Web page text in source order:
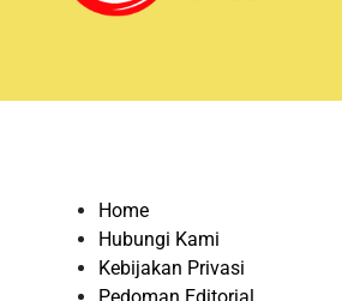
Home
Hubungi Kami
Kebijakan Privasi